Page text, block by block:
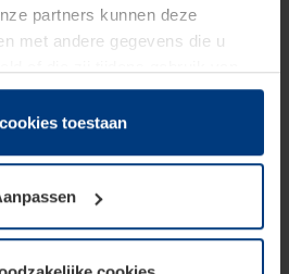
partners kunnen deze
met andere gegevens die u
recht om cookies op uw
vereist is. Voor alle andere
benodigd. Uw
moment bij de uitleg van de
toestaan